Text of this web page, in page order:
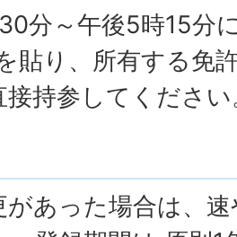
分～午後5時15分
貼り、所有する免
接持参してください
があった場合は、